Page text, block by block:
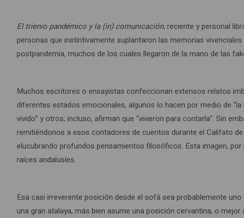
El trienio pandémico y la (in) comunicación, reciente y personal
personas que instintivamente suplantaron las memorias
postpandemia, muchos de los cuales llegaron de la mano de las
Muchos escritores o ensayistas confeccionan extensos relatos
diferentes estados emocionales, algunos lo hacen por medio de
vivido” y otros, incluso, afirman que “vivieron para contarla”. Sin
remitiéndonos a esos contadores de cuentos durante el Califato
elucubrando profundos pensamientos filosóficos. Esta imagen,
raíces andalusíes.
Esa casi irreverente posición desde el sofá sea probablemente
una gran atalaya, más bien asume una posición cervantina, o